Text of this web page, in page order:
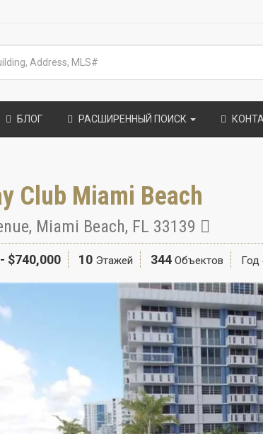
БЛОГ РАСШИРЕННЫЙ ПОИСК
Club Miami Beach
, Miami Beach, FL 33139
$740,000 10 Этажей 344 Объектов Год